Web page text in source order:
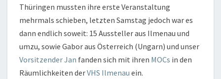
Thüringen mussten ihre erste Veranstaltung
mehrmals schieben, letzten Samstag jedoch war es
dann endlich soweit: 15 Aussteller aus Ilmenau und
umzu, sowie Gabor aus Österreich (Ungarn) und unser
Vorsitzender Jan fanden sich mit ihren MOCs in den
Räumlichkeiten derVHS Ilmenau ein.